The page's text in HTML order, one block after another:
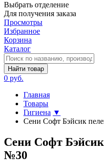
Выбрать отделение
Для получения заказа
Просмотры
Избранное
Корзина
Каталог
Найти товар
0 руб.
Главная
Товары
Гигиена ▼
Сени Софт Бэйсик
Сени Софт
№30